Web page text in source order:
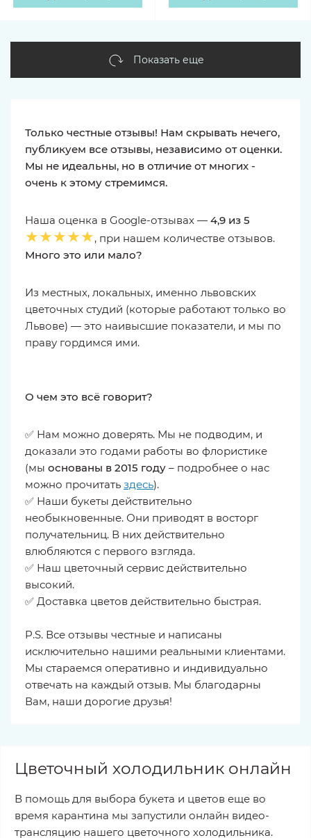
Показать еще
Только честные отзывы! Нам скрывать нечего,
публикуем все отзывы, независимо от оценки.
Мы не идеальны, но в отличие от многих -
очень к этому стремимся.
Наша оценка в Google-отзывах — 4,9 из 5
★★★★★, при нашем количестве отзывов.
Много это или мало?
Из местных, локальных, именно львовских
цветочных студий (которые работают только во
Львове) — это наивысшие показатели, и мы по
праву гордимся ими.
О чем это всё говорит?
✅ Нам можно доверять. Мы не подводим, и
доказали это годами работы во флористике
(мы основаны в 2015 году – подробнее о нас
можно прочитать здесь).
✅ Наши букеты действительно
необыкновенные. Они приводят в восторг
получательниц. В них действительно
влюбляются с первого взгляда.
✅ Наш цветочный сервис действительно
высокий.
✅ Доставка цветов действительно быстрая.
P.S. Все отзывы честные и написаны
исключительно нашими реальными клиентами.
Мы стараемся оперативно и индивидуально
отвечать на каждый отзыв. Мы благодарны
Вам, наши дорогие друзья!
Цветочный холодильник онлайн
В помощь для выбора букета и цветов еще во
время карантина мы запустили онлайн видео-
трансляцию нашего цветочного холодильника.